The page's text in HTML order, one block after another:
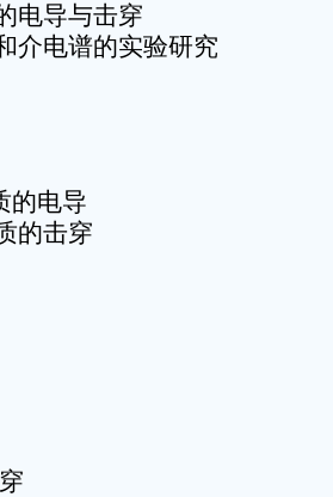
电导与击穿
介电谱的实验研究
的电导
的击穿